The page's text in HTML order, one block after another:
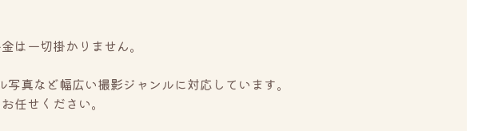
は一切掛かりません。
真など幅広い撮影ジャンルに対応しています。
任せください。